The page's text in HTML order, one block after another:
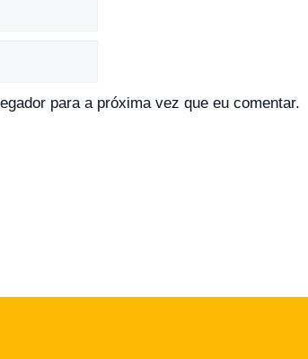
para a próxima vez que eu comentar.